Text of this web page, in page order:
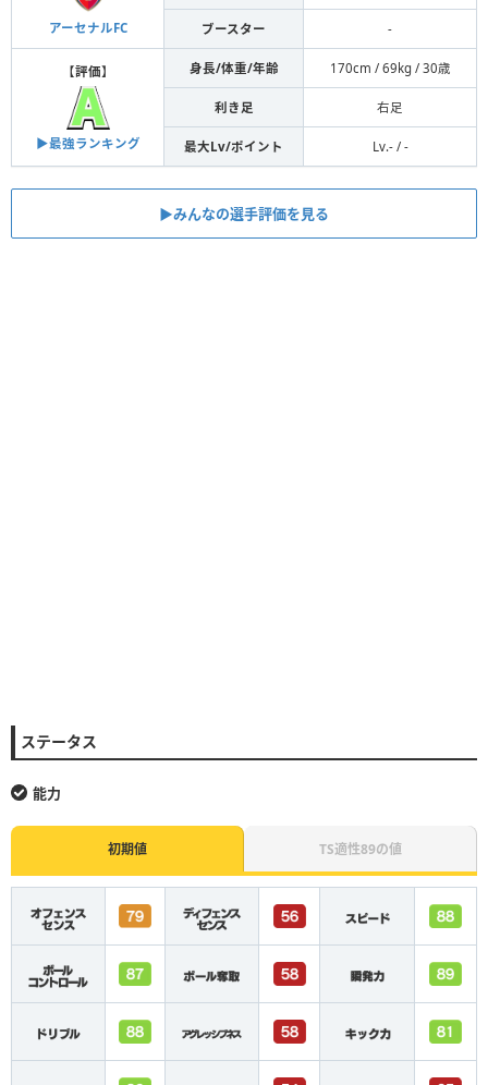
アーセナルFC ブースター -
【評価】
▶︎最強ランキング
身長/体重/年齢 170cm / 69kg / 30歳
利き足 右足
最大Lv/ポイント Lv.- / -
▶︎みんなの選手評価を見る
ステータス
能力
初期値 TS適性89の値